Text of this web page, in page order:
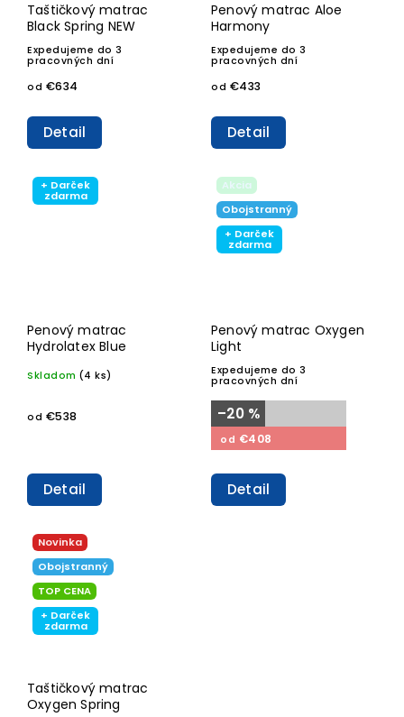
Taštičkový matrac
Black Spring NEW
Expedujeme do 3
pracovných dní
od €634
Detail
Penový matrac Aloe
Harmony
Expedujeme do 3
pracovných dní
od €433
Detail
+ Darček
zdarma
Penový matrac
Hydrolatex Blue
Skladom (4 ks)
od €538
Detail
Akcia
Obojstranný
+ Darček
zdarma
Penový matrac Oxygen
Light
Expedujeme do 3
pracovných dní
–20 %
od €408
Detail
Novinka
Obojstranný
TOP CENA
+ Darček
zdarma
Taštičkový matrac
Oxygen Spring